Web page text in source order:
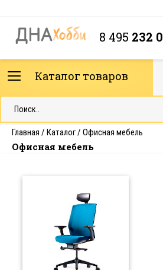
8 495 232
Каталог товаров
Главная / Каталог/ Офисная мебель
Офисная мебель